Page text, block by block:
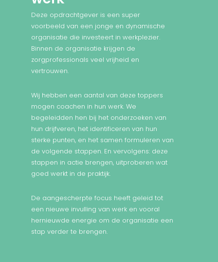
Deze opdrachtgever is een super
voorbeeld van een jonge en dynamische
organisatie die investeert in werkplezier.
Binnen de organisatie krijgen de
zorgprofessionals veel vrijheid en
vertrouwen.
Wij hebben een aantal van deze toppers
mogen coachen in hun werk. We
begeleidden hen bij het onderzoeken van
hun drijfveren, het identificeren van hun
sterke punten, en het samen formuleren van
de volgende stappen. En vervolgens: deze
stappen in actie brengen, uitproberen wat
goed werkt in de praktijk.
De aangescherpte focus heeft geleid tot
een nieuwe invulling van werk en vooral
hernieuwde energie om de organisatie een
stap verder te brengen.